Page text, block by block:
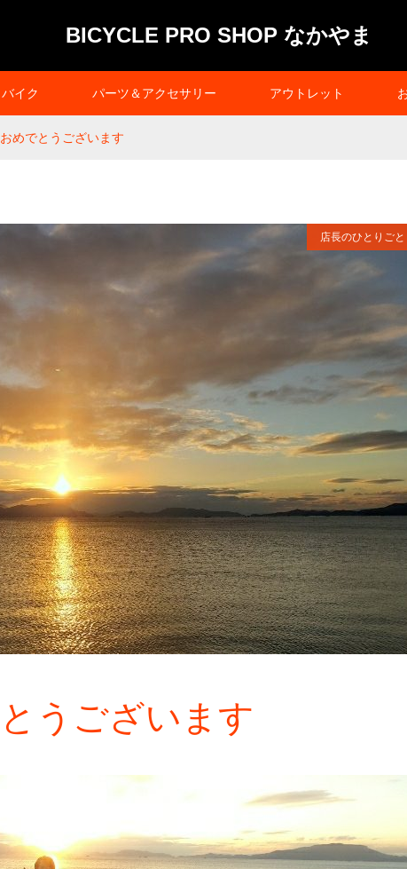
BICYCLE PRO SHOP なかやま
バイク パーツ＆アクセサリー アウトレット
めでとうございます
店長のひとりごと
うございます